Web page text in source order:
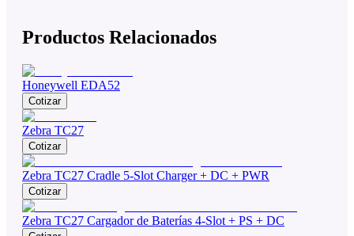
Productos Relacionados
Honeywell EDA52
Cotizar
Zebra TC27
Cotizar
Zebra TC27 Cradle 5-Slot Charger + DC + PWR
Cotizar
Zebra TC27 Cargador de Baterías 4-Slot + PS + DC